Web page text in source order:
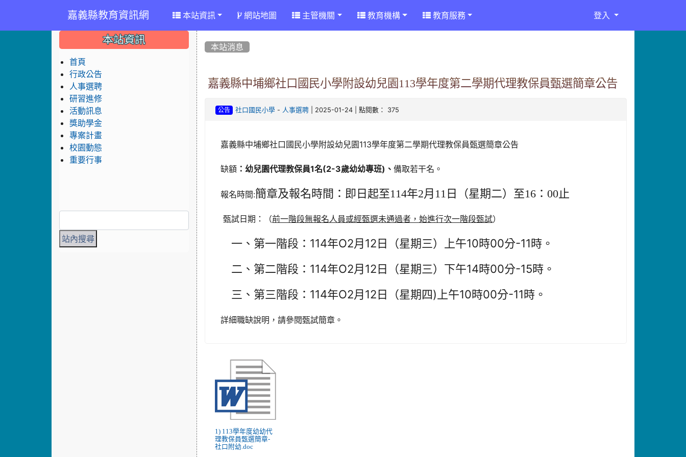
嘉義縣教育資訊網 本站資訊 網站地圖 主管機關 教育機構 教育服務 登入
本站消息
嘉義縣中埔鄉社口國民小學附設幼兒園113學年度第二學期代理教保員甄選簡章公告
公告 社口國民小學 - 人事選聘 | 2025-01-24 | 點閱數： 375
嘉義縣中埔鄉社口國民小學附設幼兒園113學年度第二學期代理教保員甄選簡章公告
缺額 ：幼兒園代理教保員1名(2-3歲幼幼專班)、備取若干名。
報名時間:簡章及報名時間：即日起至114年2月11日（星期二）至16 ：00止
甄試日期：（前一階段無報名人員或經甄選未通過者，始進行次一階段甄試）
一、第一階段：114年O2月12日（星期三）上午10時00分-11時。
二、第二階段：114年O2月12日（星期三）下午14時00分-15時。
三、第三階段：114年O2月12日（星期四)上午10時00分-11時。
詳細職缺說明，請參閱甄試簡章。
1) 113學年度幼幼代
理教保員甄選簡章-
社口附幼.doc
::: 本站資訊
首頁
行政公告
人事選聘
研習進修
活動訊息
獎助學金
專案計畫
校園動態
重要行事